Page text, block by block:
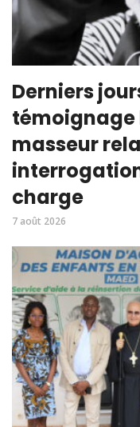
Derniers
témoignage
masseur
charge
7 août 2026